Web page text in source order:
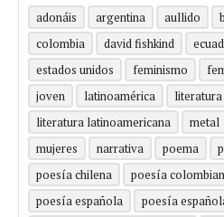
adonáis argentina aullido
colombia
david fishkind
estados unidos
feminismo
joven
latinoamérica
literatura
literatura latinoamericana
metal
mujeres
narrativa poema
poesía chilena
poesía
poesía española
poesía